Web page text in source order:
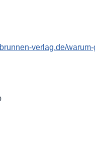
verlag.de/warum-